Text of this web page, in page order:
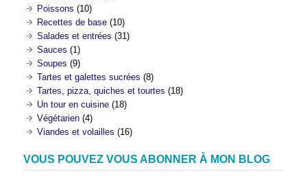
Poissons (10)
Recettes de base (10)
Salades et entrées (31)
Sauces (1)
Soupes (9)
Tartes et galettes sucrées (8)
Tartes, pizza, quiches et tourtes (18)
Un tour en cuisine (18)
Végétarien (4)
Viandes et volailles (16)
VOUS POUVEZ VOUS ABONNER À MON BLOG